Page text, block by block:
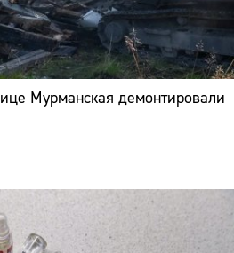
Мурманская демонтировали